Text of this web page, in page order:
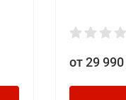
от 29 990